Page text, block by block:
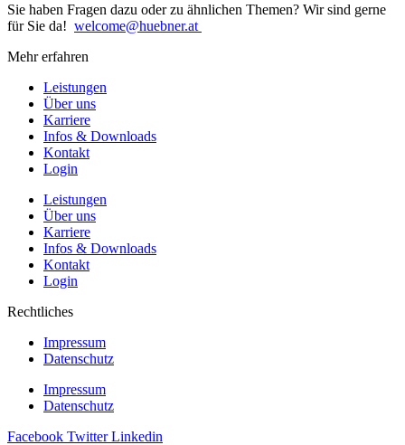
Sie haben Fragen dazu oder zu ähnlichen Themen? Wir sind gerne
für Sie da! welcome@huebner.at
Mehr erfahren
Leistungen
Über uns
Karriere
Infos & Downloads
Kontakt
Login
Leistungen
Über uns
Karriere
Infos & Downloads
Kontakt
Login
Rechtliches
Impressum
Datenschutz
Impressum
Datenschutz
Facebook Twitter Linkedin